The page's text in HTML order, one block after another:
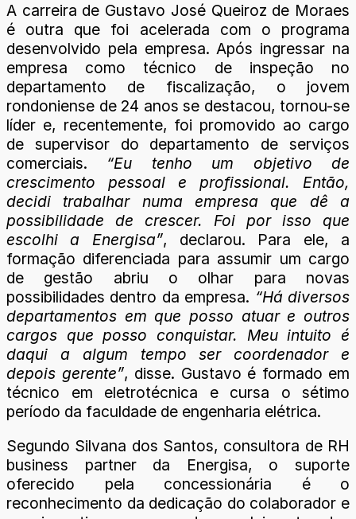
A carreira de Gustavo José Queiroz de Moraes
é outra que foi acelerada com o programa
desenvolvido pela empresa. Após ingressar na
empresa como técnico de inspeção no
departamento de fiscalização, o jovem
rondoniense de 24 anos se destacou, tornou-se
líder e, recentemente, foi promovido ao cargo
de supervisor do departamento de serviços
comerciais. “Eu tenho um objetivo de
crescimento pessoal e profissional. Então,
decidi trabalhar numa empresa que dê a
possibilidade de crescer. Foi por isso que
escolhi a Energisa”, declarou. Para ele, a
formação diferenciada para assumir um cargo
de gestão abriu o olhar para novas
possibilidades dentro da empresa. “Há diversos
departamentos em que posso atuar e outros
cargos que posso conquistar. Meu intuito é
daqui a algum tempo ser coordenador e
depois gerente”, disse. Gustavo é formado em
técnico em eletrotécnica e cursa o sétimo
período da faculdade de engenharia elétrica.
Segundo Silvana dos Santos, consultora de RH
business partner da Energisa, o suporte
oferecido pela concessionária é o
reconhecimento da dedicação do colaborador e